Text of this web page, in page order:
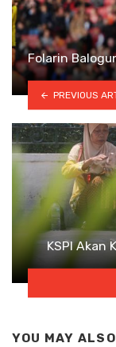
Folarin
PREVIOUS
KSPI Akan
YOU MAY